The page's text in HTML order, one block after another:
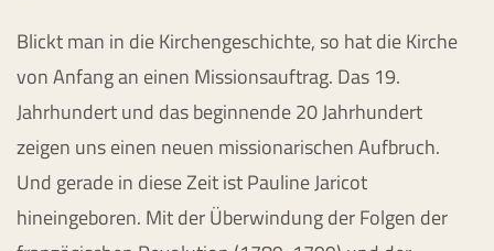
Blickt man in die Kirchengeschichte, so hat die Kirche
von Anfang an einen Missionsauftrag. Das 19.
Jahrhundert und das beginnende 20 Jahrhundert
zeigen uns einen neuen missionarischen Aufbruch.
Und gerade in diese Zeit ist Pauline Jaricot
hineingeboren. Mit der Überwindung der Folgen der